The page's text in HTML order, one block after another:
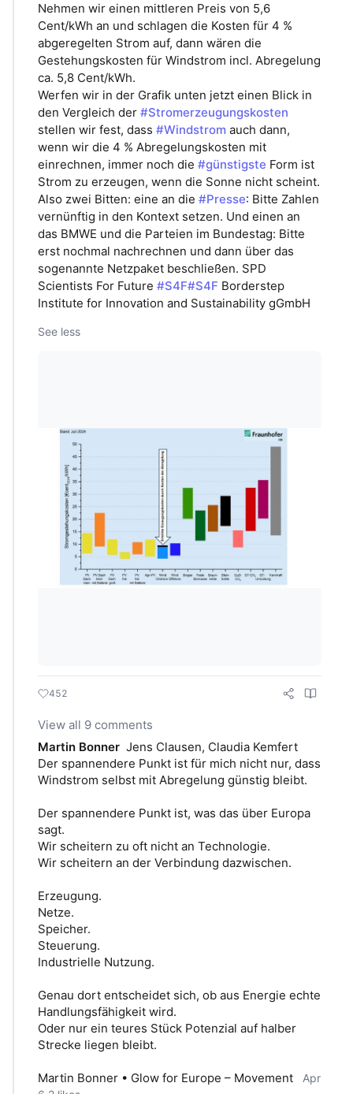
Nehmen wir einen mittleren Preis von 5,6
Cent/kWh an und schlagen die Kosten für 4 %
abgeregelten Strom auf, dann wären die
Gestehungskosten für Windstrom incl. Abregelung
ca. 5,8 Cent/kWh.
Werfen wir in der Grafik unten jetzt einen Blick in
den Vergleich der #Stromerzeugungskosten
stellen wir fest, dass #Windstrom auch dann,
wenn wir die 4 % Abregelungskosten mit
einrechnen, immer noch die #günstigste Form ist
Strom zu erzeugen, wenn die Sonne nicht scheint.
Also zwei Bitten: eine an die #Presse: Bitte Zahlen
vernünftig in den Kontext setzen. Und einen an
das BMWE und die Parteien im Bundestag: Bitte
erst nochmal nachrechnen und dann über das
sogenannte Netzpaket beschließen. SPD
Scientists For Future #S4F#S4F Borderstep
Institute for Innovation and Sustainability gGmbH
See less
452
View all 9 comments
Martin Bonner Jens Clausen, Claudia Kemfert
Der spannendere Punkt ist für mich nicht nur, dass
Windstrom selbst mit Abregelung günstig bleibt.
Der spannendere Punkt ist, was das über Europa
sagt.
Wir scheitern zu oft nicht an Technologie.
Wir scheitern an der Verbindung dazwischen.
Erzeugung.
Netze.
Speicher.
Steuerung.
Industrielle Nutzung.
Genau dort entscheidet sich, ob aus Energie echte
Handlungsfähigkeit wird.
Oder nur ein teures Stück Potenzial auf halber
Strecke liegen bleibt.
Martin Bonner • Glow for Europe – Movement
Apr